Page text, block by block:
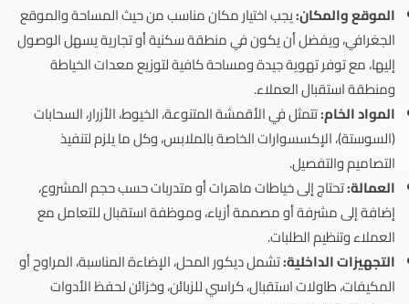
الموقع والمكان:يجب اختيار مكان مناسب من حيث المساحة والموقع
الجغرافي، ويفضل أن يكون في منطقة سكنية أو تجارية يسهل الوصول
إليها، مع توفر تهوية جيدة ومساحة كافية لتوزيع معدات الخياطة
ومنطقة استقبال العملاء.
المواد الخام:تتمثل في الأقمشة المتنوعة، الخيوط، الأزرار، السحابات
(السوستة)، الإكسسوارات الخاصة بالملابس، وكل ما يلزم لتنفيذ
التصاميم والتفصيل.
العمالة:تحتاج إلى خياطات ماهرات أو متدربات حسب حجم المشروع،
إضافة إلى مشرفة أو مصممة أزياء، وموظفة استقبال للتعامل مع
العملاء وتنظيم الطلبات.
التجهيزات الداخلية:تشمل ديكور المحل، الإضاءة المناسبة، المراوح أو
المكيفات، طاولات استقبال، كراسي للزبائن، وخزائن لحفظ الأدوات